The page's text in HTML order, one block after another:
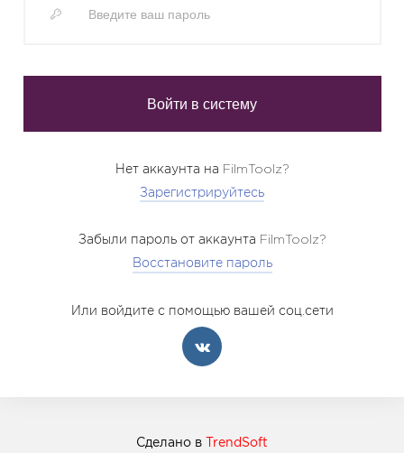
Нет аккаунта на FilmToolz?
Зарегистрируйтесь
Забыли пароль от аккаунта FilmToolz?
Восстановите пароль
Или войдите с помощью вашей соц.сети
Сделано в TrendSoft